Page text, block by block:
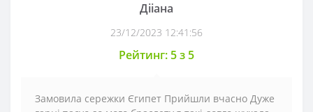
Дііана
23/12/2023 12:41:56
Рейтинг: 5 з 5
Замовила сережки Єгипет Прийшли вчасно Дуже